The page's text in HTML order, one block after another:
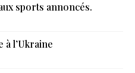
sports annoncés.
à l’Ukraine